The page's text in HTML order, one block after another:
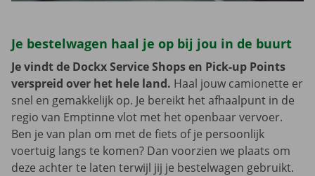
Je bestelwagen haal je op bij jou in de buurt
Je vindt de Dockx Service Shops en Pick-up Points
verspreid over het hele land. Haal jouw camionette er
snel en gemakkelijk op. Je bereikt het afhaalpunt in de
regio van Emptinne vlot met het openbaar vervoer.
Ben je van plan om met de fiets of je persoonlijk
voertuig langs te komen? Dan voorzien we plaats om
deze achter te laten terwijl jij je bestelwagen gebruikt.